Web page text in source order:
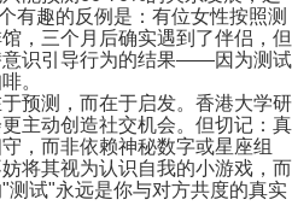
有趣的反例是：有位女性按照测
，三个月后确实遇到了伴侣，但
意识引导行为的结果——因为测试
。
预测，而在于启发。香港大学研
主动创造社交机会。但切记：真
，而非依赖神秘数字或星座组
将其视为认识自我的小游戏，而
测试"永远是你与对方共度的真实